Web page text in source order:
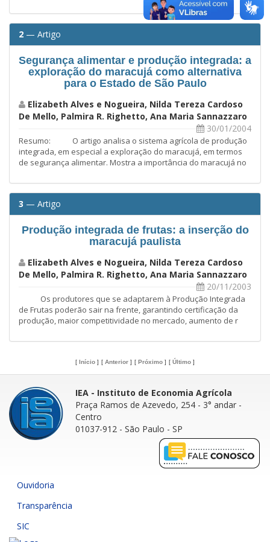
2 — Artigo
Segurança alimentar e produção integrada: a
exploração do maracujá como alternativa
para o Estado de São Paulo
Elizabeth Alves e Nogueira, Nilda Tereza Cardoso
De Mello, Palmira R. Righetto, Ana Maria Sannazzaro
30/01/2004
Resumo: O artigo analisa o sistema agrícola de produção
integrada, em especial a exploração do maracujá, em termos
de segurança alimentar. Mostra a importância do maracujá no
3 — Artigo
Produção integrada de frutas: a inserção do
maracujá paulista
Elizabeth Alves e Nogueira, Nilda Tereza Cardoso
De Mello, Palmira R. Righetto, Ana Maria Sannazzaro
20/11/2003
Os produtores que se adaptarem à Produção Integrada
de Frutas poderão sair na frente, garantindo certificação da
produção, maior competitividade no mercado, aumento de r
[ Início ] [ Anterior ] [ Próximo ] [ Último ]
IEA - Instituto de Economia Agrícola
Praça Ramos de Azevedo, 254 - 3° andar -
Centro
01037-912 - São Paulo - SP
Ouvidoria
Transparência
SIC